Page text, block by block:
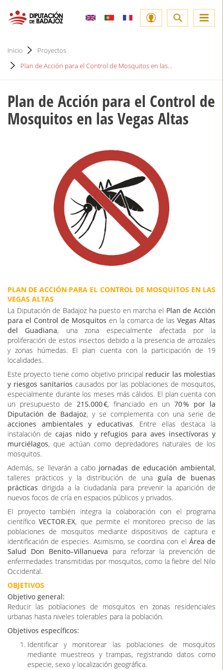
Inicio
Proyectos
Plan de Acción para el Control de Mosquitos en las...
Plan de Acción para el Control de
Mosquitos en las Vegas Altas
PLAN DE ACCIÓN PARA EL CONTROL DE MOSQUITOS EN LAS
VEGAS ALTAS
La Diputación de Badajoz ha puesto en marcha el Plan de Acción
para el Control de Mosquitos en la comarca de las Vegas Altas
del Guadiana, una zona especialmente afectada por la
proliferación de estos insectos debido a la presencia de arrozales
y zonas húmedas. El plan cuenta con la participación de 19
localidades.
Este proyecto tiene como objetivo principal reducir las molestias
y riesgos sanitarios causados por las poblaciones de mosquitos,
especialmente durante los meses más cálidos. El plan cuenta con
un presupuesto de 215.000 €, financiado en un 70 % por la
Diputación de Badajoz, y se complementa con una serie de
acciones ambientales y educativas. Entre ellas destaca la
instalación de cajas nido y refugios para aves insectívoras y
murciélagos, que actúan como depredadores naturales de los
mosquitos.
Además, se llevarán a cabo jornadas de educación ambiental,
talleres prácticos y la distribución de una guía de buenas
prácticas dirigida a la ciudadanía para prevenir la aparición de
nuevos focos de cría en espacios públicos y privados.
El proyecto también integra la colaboración con el programa
científicoVECTOR.EX, que permite el monitoreo preciso de las
poblaciones de mosquitos mediante dispositivos de captura e
identificación de especies. Asimismo, se coordina con el Área de
Salud Don Benito–Villanueva para reforzar la prevención de
enfermedades transmitidas por mosquitos, como la fiebre del Nilo
Occidental.
OBJETIVOS
Objetivo general:
Reducir las poblaciones de mosquitos en zonas residenciales
urbanas hasta niveles tolerables para la población.
Objetivos específicos:
Identificar y monitorear las poblaciones de mosquitos
mediante muestreos y trampas, registrando datos como
especie, sexo y localización geográfica.